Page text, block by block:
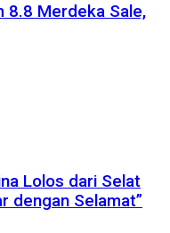
8.8 Merdeka Sale,
Lolos dari Selat
dengan Selamat”